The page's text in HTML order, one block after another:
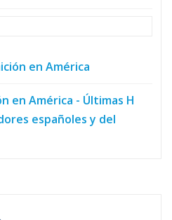
en América
en América - Últimas H
españoles y del